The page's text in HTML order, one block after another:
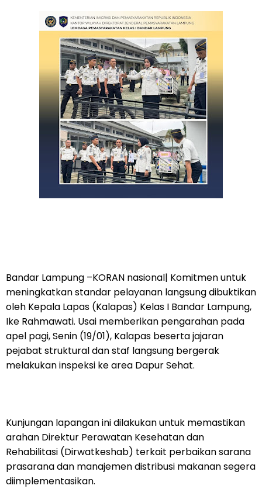
Bandar Lampung –KORAN nasional| Komitmen untuk
meningkatkan standar pelayanan langsung dibuktikan
oleh Kepala Lapas (Kalapas) Kelas I Bandar Lampung,
Ike Rahmawati. Usai memberikan pengarahan pada
apel pagi, Senin (19/01), Kalapas beserta jajaran
pejabat struktural dan staf langsung bergerak
melakukan inspeksi ke area Dapur Sehat.
Kunjungan lapangan ini dilakukan untuk memastikan
arahan Direktur Perawatan Kesehatan dan
Rehabilitasi (Dirwatkeshab) terkait perbaikan sarana
prasarana dan manajemen distribusi makanan segera
diimplementasikan.